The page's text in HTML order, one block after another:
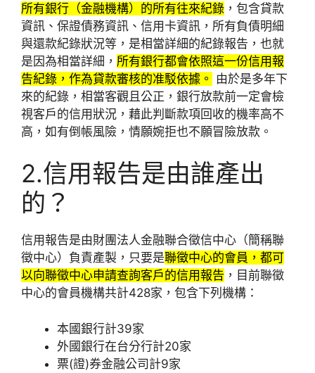
所有銀行（金融機構）的所有往來紀錄 ，包含貸款
資訊、保證債務資訊、信用卡資訊，所有負債明細
與還款紀錄狀況等，是相當詳細的紀錄報告，也就
是因為相當詳細， 所有銀行都會依照這一份信用報
告紀錄，作為貸款審核的准駁依據。
由於是多年下
來的紀錄，相當客觀且公正，銀行放款前一定會檢
視客戶的信用狀況，藉此判斷款項回收的機率高不
高，如有倒帳風險，情願婉拒也不願冒險放款。
2.信用報告是由誰產出
的？
信用報告是由財團法人金融聯合徵信中心（簡稱聯
徵中心）負責產製，只要是聯徵中心的會員，都可
以向聯徵中心申請查詢客戶的信用報告 ，目前聯徵
中心的會員機構共計428家，包含下列機構：
本國銀行計39家
外國銀行在台分行計20家
票(證)券金融公司計9家